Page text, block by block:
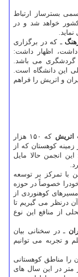
بسترساز ارتباط
خواهد شد و در
ـ كه در برگزاری
اظهار داشت:
گردشگری می باشد.
این دانشگاه است.
و اتریش را فراهم
اتریش
كه ۱۵۰ هزار
كوهستان كه از
این انجمن حالا مایل
با تمركز بر توسعه
خودرا خصوصاً در حوزه
كوهنوردی از
درنظر می گیریم تا
از منافع این نوع
ـ در سخنانی بیان
و تجربه می توانیم
را مناطق كوهستانی
با وجود ۲۶۰ قله بالای ۴ هزار متر در این سال های